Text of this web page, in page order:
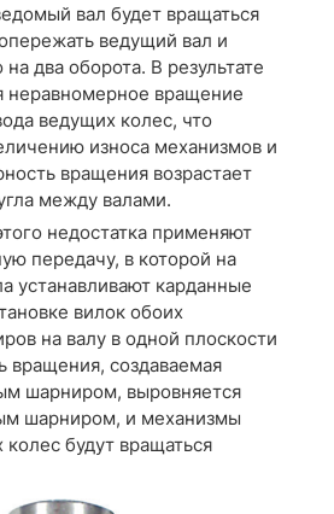
вал будет вращаться
ведущий вал и
на два оборота. В результате
неравномерное вращение
ведущих колес, что
износа механизмов и
вращения возрастает
между валами.
недостатка применяют
передачу, в которой на
устанавливают карданные
вилок обоих
на валу в одной плоскости
вращения, создаваемая
шарниром, выровняется
шарниром, и механизмы
будут вращаться